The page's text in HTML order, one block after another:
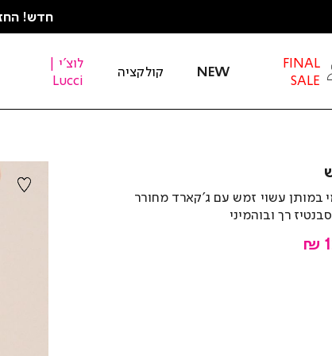
חדש!
FINAL
SALE
NEW קולקציה
לוצ'י |
Lucci
במותן עשוי זמש עם ג’קארד מחורר
רך ובוהמיני